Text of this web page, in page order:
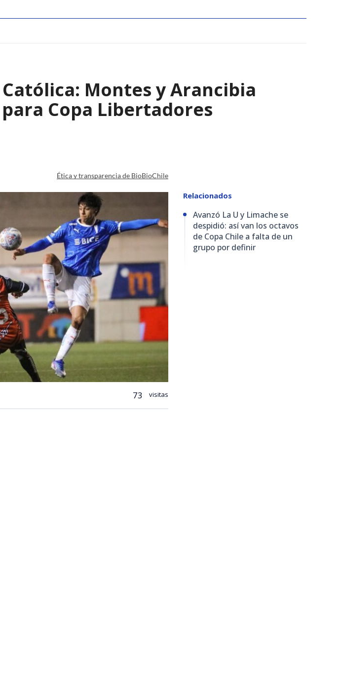
Montes y Arancibia
Copa Libertadores
Ética y transparencia de BioBioChile
73 visitas
Relacionados
Avanzó La U y Limache se
despidió: así van los octavos
de Copa Chile a falta de un
grupo por definir